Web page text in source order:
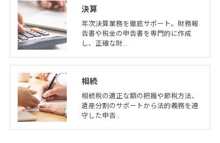
決算
年次決算業務を徹底サポート。財務報
告書や税金の申告書を専門的に作成
し、正確な財…
相続
相続税の適正な額の把握や節税方法、
遺産分割のサポートから法的義務を遵
守した申告…